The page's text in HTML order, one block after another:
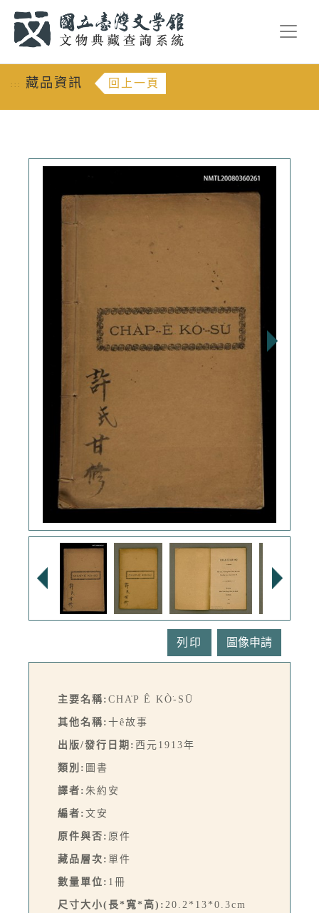
::: 藏品資訊 回上一頁
列印
主要名稱: CHA̍P Ê KÒ͘-SŪ
其他名稱: 十ê故事
出版/發行日期: 西元1913年
類別: 圖書
譯者: 朱約安
編者: 文安
原件與否: 原件
藏品層次: 單件
數量單位: 1冊
尺寸大小(長*寬*高): 20.2*13*0.3cm